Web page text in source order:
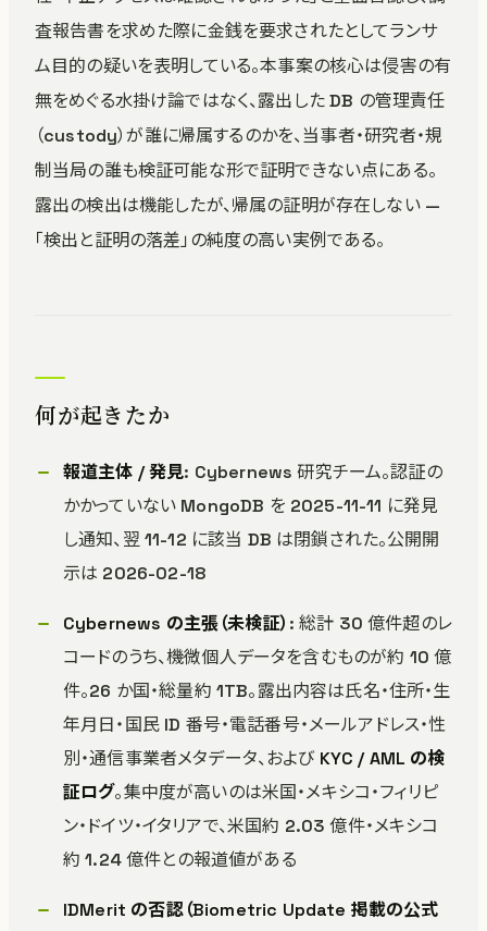
査報告書を求めた際に金銭を要求されたとしてランサ
ム目的の疑いを表明している。本事案の核心は侵害の有
無をめぐる水掛け論ではなく、露出した DB の管理責任
（custody）が誰に帰属するのかを、当事者・研究者・規
制当局の誰も検証可能な形で証明できない点にある。
露出の検出は機能したが、帰属の証明が存在しない —
「検出と証明の落差」の純度の高い実例である。
何が起きたか
報道主体 / 発見: Cybernews 研究チーム。認証の
かかっていない MongoDB を 2025-11-11 に発見
し通知、翌 11-12 に該当 DB は閉鎖された。公開開
示は 2026-02-18
Cybernews の主張（未検証） : 総計 30 億件超のレ
コードのうち、機微個人データを含むものが約 10 億
件。26 か国・総量約 1TB。露出内容は氏名・住所・生
年月日・国民 ID 番号・電話番号・メールアドレス・性
別・通信事業者メタデータ、および KYC / AML の検
証ログ。集中度が高いのは米国・メキシコ・フィリピ
ン・ドイツ・イタリアで、米国約 2.03 億件・メキシコ
約 1.24 億件との報道値がある
IDMerit の否認（Biometric Update 掲載の公式